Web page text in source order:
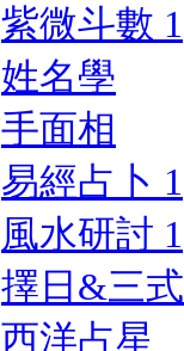
紫微斗數 1
姓名學
手面相
易經占卜 1
風水研討 1
擇日&三式
西洋占星